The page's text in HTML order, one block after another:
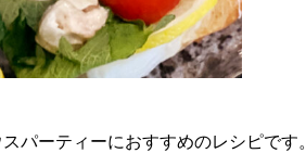
パーティーにおすすめのレシピです。